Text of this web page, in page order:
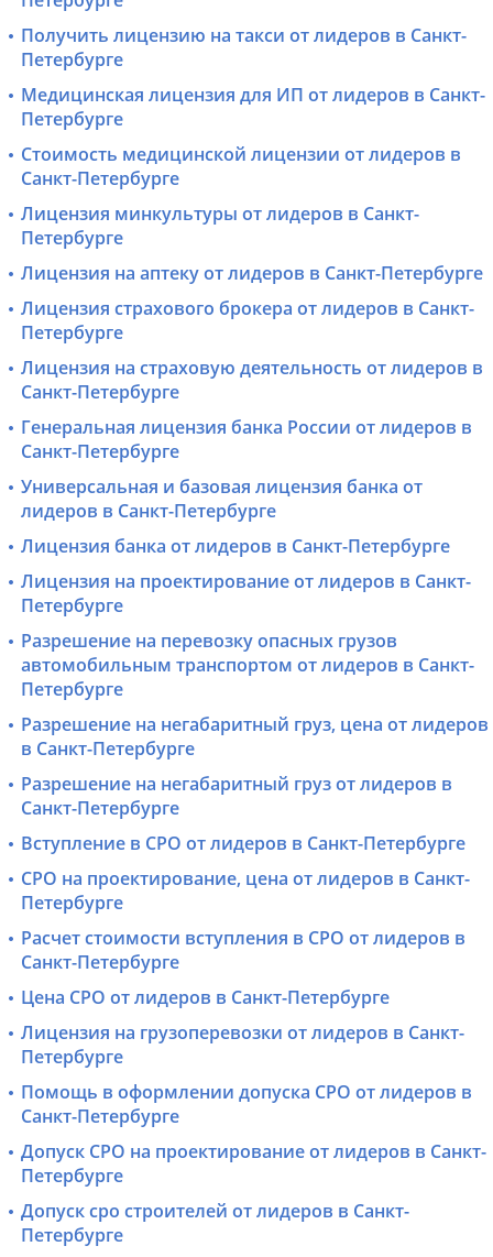
Получить лицензию на такси от лидеров в Санкт-
Петербурге
Медицинская лицензия для ИП от лидеров в Санкт-
Петербурге
Стоимость медицинской лицензии от лидеров в
Санкт-Петербурге
Лицензия минкультуры от лидеров в Санкт-
Петербурге
Лицензия на аптеку от лидеров в Санкт-Петербурге
Лицензия страхового брокера от лидеров в Санкт-
Петербурге
Лицензия на страховую деятельность от лидеров в
Санкт-Петербурге
Генеральная лицензия банка России от лидеров в
Санкт-Петербурге
Универсальная и базовая лицензия банка от
лидеров в Санкт-Петербурге
Лицензия банка от лидеров в Санкт-Петербурге
Лицензия на проектирование от лидеров в Санкт-
Петербурге
Разрешение на перевозку опасных грузов
автомобильным транспортом от лидеров в Санкт-
Петербурге
Разрешение на негабаритный груз, цена от лидеров
в Санкт-Петербурге
Разрешение на негабаритный груз от лидеров в
Санкт-Петербурге
Вступление в СРО от лидеров в Санкт-Петербурге
СРО на проектирование, цена от лидеров в Санкт-
Петербурге
Расчет стоимости вступления в СРО от лидеров в
Санкт-Петербурге
Цена СРО от лидеров в Санкт-Петербурге
Лицензия на грузоперевозки от лидеров в Санкт-
Петербурге
Помощь в оформлении допуска СРО от лидеров в
Санкт-Петербурге
Допуск СРО на проектирование от лидеров в Санкт-
Петербурге
Допуск сро строителей от лидеров в Санкт-
Петербурге